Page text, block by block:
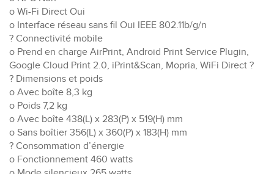
o Wi-Fi Direct Oui
o Interface réseau sans fil Oui IEEE 802.11b/g/n
? Connectivité mobile
o Prend en charge AirPrint, Android Print Service Plugin,
Google Cloud Print 2.0, iPrint&Scan, Mopria, WiFi Direct ?
? Dimensions et poids
o Avec boîte 8,3 kg
o Poids 7,2 kg
o Avec boîte 438(L) x 283(P) x 519(H) mm
o Sans boîtier 356(L) x 360(P) x 183(H) mm
? Consommation d’énergie
o Fonctionnement 460 watts